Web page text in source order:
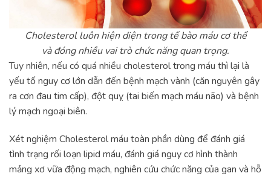
Cholesterol luôn hiện diện trong tế bào máu cơ thể
và đóng nhiều vai trò chức năng quan trọng.
Tuy nhiên, nếu có quá nhiều cholesterol trong máu thì lại là
yếu tố nguy cơ lớn dẫn đến bệnh mạch vành (căn nguyên gây
ra cơn đau tim cấp), đột quỵ (tai biến mạch máu não) và bệnh
lý mạch ngoại biên.
Xét nghiệm Cholesterol máu toàn phần dùng để đánh giá
tình trạng rối loạn lipid máu, đánh giá nguy cơ hình thành
mảng xơ vữa động mạch, nghiên cứu chức năng của gan và hỗ